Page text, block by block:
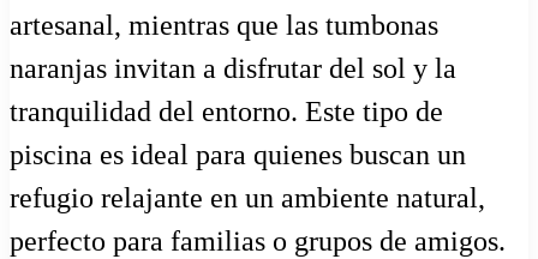
artesanal, mientras que las tumbonas
naranjas invitan a disfrutar del sol y la
tranquilidad del entorno. Este tipo de
piscina es ideal para quienes buscan un
refugio relajante en un ambiente natural,
perfecto para familias o grupos de amigos.